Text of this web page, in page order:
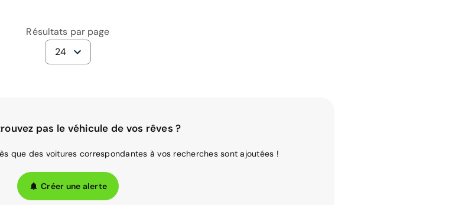
Résultats par page
24
pas le véhicule de vos rêves ?
que des voitures correspondantes à vos recherches sont ajoutées !
Créer une alerte